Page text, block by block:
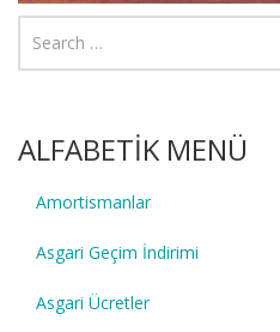
ALFABETİK MENÜ
Amortismanlar
Asgari Geçim İndirimi
Asgari Ücretler